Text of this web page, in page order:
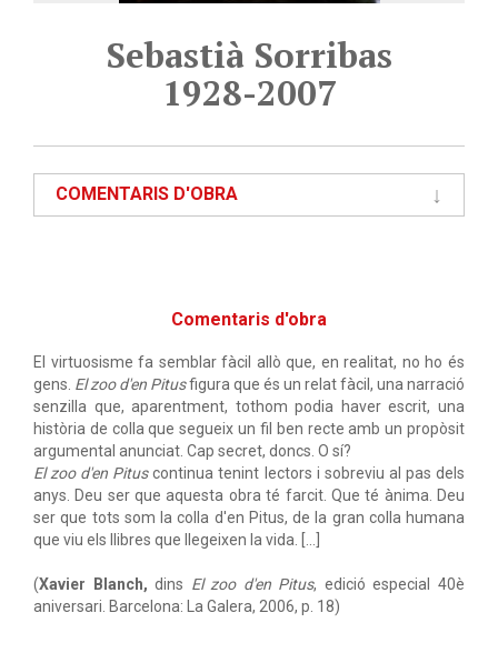
Sebastià Sorribas
1928-2007
COMENTARIS D'OBRA
Comentaris d'obra
El virtuosisme fa semblar fàcil allò que, en realitat, no ho és
gens. El zoo d'en Pitusfigura que és un relat fàcil, una narració
senzilla que, aparentment, tothom podia haver escrit, una
història de colla que segueix un fil ben recte amb un propòsit
argumental anunciat. Cap secret, doncs. O sí?
El zoo d'en Pituscontinua tenint lectors i sobreviu al pas dels
anys. Deu ser que aquesta obra té farcit. Que té ànima. Deu
ser que tots som la colla d'en Pitus, de la gran colla humana
que viu els llibres que llegeixen la vida. [...]
(Xavier Blanch, dins El zoo d'en Pitus, edició especial 40è
aniversari. Barcelona: La Galera, 2006, p. 18)